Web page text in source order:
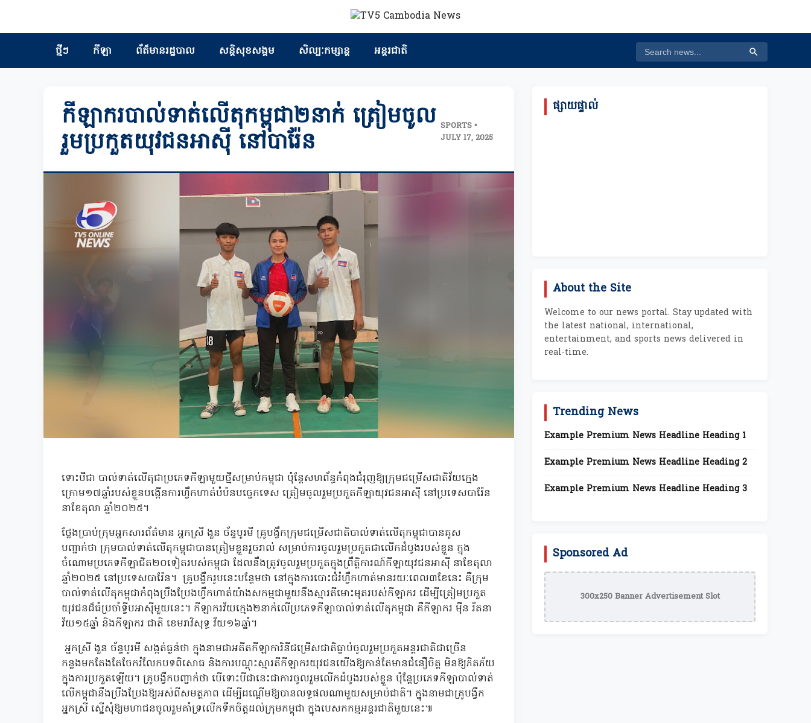
ថ្មីៗ កីឡា ព័ត៏មានរដ្ឋបាល សន្តិសុខសង្គម សិល្បៈកម្សាន្ត អន្តរជាតិ
កីឡាករបាល់ទាត់លើតុកម្ពុជា២នាក់ ត្រៀមចូល
រួមប្រកួតយុវជនអាស៊ី នៅបារ៉ែន
SPORTS •
JULY 17, 2025
ទោះបីជា បាល់ទាត់លើតុជាប្រភេទកីឡាមួយថ្មីសម្រាប់កម្ពុជា ប៉ុន្តែសហព័ន្ធកំពុងជំរុញឱ្យក្រុមជម្រើសជាតិវ័យក្មេង
ក្រោម១៧ឆ្នាំរបស់ខ្លួនបង្កើនការហ្វឹកហាត់បំប៉នបច្ចេកទេស ត្រៀមចូលរួមប្រកួតកីឡាយុវជនអាស៊ី នៅប្រទេសបារ៉ែន
នាខែតុលា ឆ្នាំ២០២៥។
ថ្លែងប្រាប់ក្រុមអ្នកសារព័ត៌មាន អ្នកស្រី ងួន ច័ន្ទបូរមី គ្រូបង្វឹកក្រុមជម្រើសជាតិបាល់ទាត់លើតុកម្ពុជាបានគូស
បញ្ជាក់ថា ក្រុមបាល់ទាត់លើតុកម្ពុជាបានត្រៀមខ្លួនរួចរាល់ សម្រាប់ការចូលរួមប្រកួតជាលើកដំបូងរបស់ខ្លួន ក្នុង
ចំណោមប្រភេទកីឡាជិត២០ទៀតរបស់កម្ពុជា ដែលនឹងត្រូវចូលរួមប្រកួតក្នុងព្រឹត្តិការណ៍កីឡាយុវជនអាស៊ី នាខែតុលា
ឆ្នាំ២០២៥ នៅប្រទេសបារ៉ែន។ គ្រូបង្វឹករូបនេះបន្ថែមថា នៅក្នុងការបោះជំរំហ្វឹកហាត់មានរយៈពេល៣ខែនេះ គឺក្រុម
បាល់ទាត់លើតុកម្ពុជាកំពុងប្រឹងប្រែងហ្វឹកហាត់យ៉ាងសកម្មជាមួយនឹងស្មារតីមោះមុតរបស់កីឡាករ ដើម្បីត្រៀមប្រកួត
យុវជនដ៏ធំប្រចាំទ្វីបអាស៊ីមួយនេះ។ កីឡាករវ័យក្មេង២នាក់លើប្រភេទកីឡាបាល់ទាត់លើតុកម្ពុជា គឺកីឡាករ ម៉ឺន រ័តនា
វ័យ១៥ឆ្នាំ និងកីឡាករ ជាតិ ខេមរាវិសុទ្ធ វ័យ១៦ឆ្នាំ។
អ្នកស្រី ងួន ច័ន្ទបូរមី សង្កត់ធ្ងន់ថា ក្នុងនាមជាអតីតកីឡាការិនីជម្រើសជាតិធ្លាប់ចូលរួមប្រកួតអន្តរជាតិជាច្រើន
កន្លងមកតែងតែចែករំលែកបទពិសោធ និងការបណ្តុះស្មារតីកីឡាករយុវជនយើងឱ្យកាន់តែមានជំនឿចិត្ត មិនឱ្យភិតភ័យ
ក្នុងការប្រកួតឡើយ។ គ្រូបង្វឹកបញ្ជាក់ថា បើទោះបីជានេះជាការចូលរួមលើកដំបូងរបស់ខ្លួន ប៉ុន្តែប្រភេទកីឡាបាល់ទាត់
លើកម្ពុជានឹងប្រឹងប្រែងឱ្យអស់ពីសមត្ថភាព ដើម្បីដណ្តើមឱ្យបានលទ្ធផលណាមួយសម្រាប់ជាតិ។ ក្នុងនាមជាគ្រូបង្វឹក
អ្នកស្រី ស្នើសុំឱ្យមហាជនចូលរួមគាំទ្រលើកទឹកចិត្តដល់ក្រុមកម្ពុជា ក្នុងបេសកកម្មអន្តរជាតិមួយនេះ៕
ផ្សាយផ្ទាល់
About the Site
Welcome to our news portal. Stay updated with
the latest national, international,
entertainment, and sports news delivered in
real-time.
Trending News
Example Premium News Headline Heading 1
Example Premium News Headline Heading 2
Example Premium News Headline Heading 3
Sponsored Ad
300x250 Banner Advertisement Slot